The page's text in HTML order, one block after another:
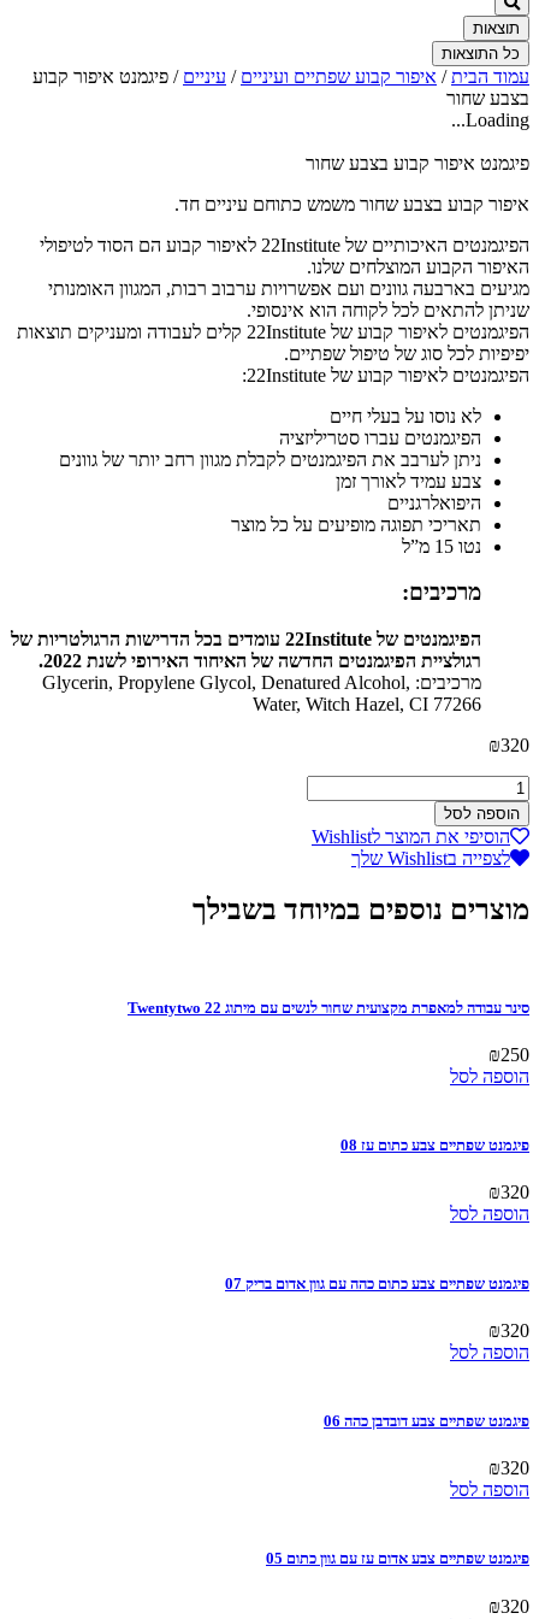
תוצאות
כל התוצאות
עמוד הבית/ איפור קבוע שפתיים ועיניים / עיניים / פיגמנט איפור קבוע
בצבע שחור
Loading...
פיגמנט איפור קבוע בצבע שחור
איפור קבוע בצבע שחור משמש כתוחם עיניים חד.
הפיגמנטים האיכותיים של 22Institute לאיפור קבוע הם הסוד לטיפולי
האיפור הקבוע המוצלחים שלנו.
מגיעים בארבעה גוונים ועם אפשרויות ערבוב רבות, המגוון האומנותי
שניתן להתאים לכל לקוחה הוא אינסופי.
הפיגמנטים לאיפור קבוע של 22Institute קלים לעבודה ומעניקים תוצאות
יפיפיות לכל סוג של טיפול שפתיים.
הפיגמנטים לאיפור קבוע של 22Institute:
לא נוסו על בעלי חיים
הפיגמנטים עברו סטריליזציה
ניתן לערבב את הפיגמנטים לקבלת מגוון רחב יותר של גוונים
צבע עמיד לאורך זמן
היפואלרגניים
תאריכי תפוגה מופיעים על כל מוצר
נטו 15 מ”ל
מרכיבים:
הפיגמנטים של 22Institute עומדים בכל הדרישות הרגולטריות של
רגולציית הפיגמנטים החדשה של האיחוד האירופי לשנת 2022.
מרכיבים: Glycerin, Propylene Glycol, Denatured Alcohol,
Water, Witch Hazel, CI 77266
₪320
כמות
של
פיגמנט
איפור
קבוע
שחור
הוספה לסל
הוסיפי את המוצר לWishlist
לצפייה בWishlist שלך
מוצרים נוספים במיוחד בשבילך
סינר עבודה למאפרת מקצועית שחור לנשים עם מיתוג Twentytwo 22
₪250
הוספה לסל
פיגמנט שפתיים צבע כתום עז 08
₪320
הוספה לסל
פיגמנט שפתיים צבע כתום כהה עם גוון אדום בריק 07
₪320
הוספה לסל
פיגמנט שפתיים צבע דובדבן כהה 06
₪320
הוספה לסל
פיגמנט שפתיים צבע אדום עז עם גוון כתום 05
₪320